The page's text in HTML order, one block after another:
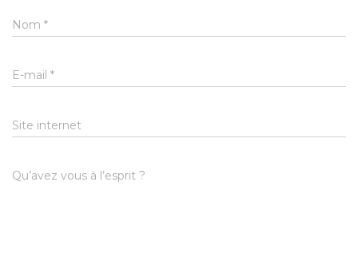
Nom *
E-mail *
Site internet
Qu’avez vous à l’esprit ?